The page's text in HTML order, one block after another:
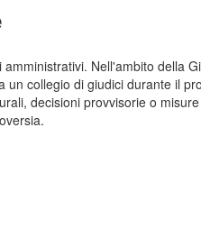
Nell'ambito della
collegio di giudici durante il
decisioni provvisorie o